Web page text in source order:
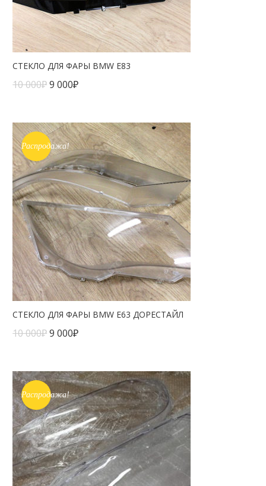
СТЕКЛО ДЛЯ ФАРЫ BMW E83
10 000₽9 000₽
Распродажа!
СТЕКЛО ДЛЯ ФАРЫ BMW E63 ДОРЕСТАЙЛ
10 000₽9 000₽
Распродажа!